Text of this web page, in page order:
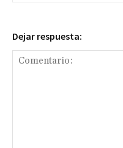
Dejar respuesta: